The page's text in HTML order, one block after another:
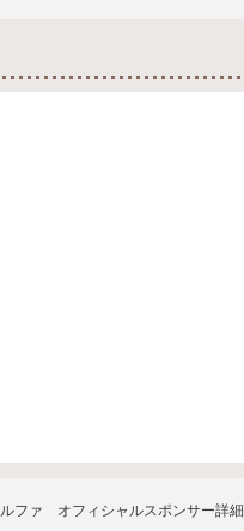
ファ オフィシャルスポンサー詳細